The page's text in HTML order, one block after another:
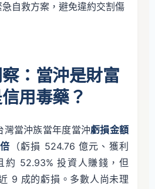
自救方案，避免違約交割傷
：當沖是財富
用毒藥？
灣當沖族當年度當沖虧損金額
（虧損 524.76 億元、獲利
約 52.93% 投資人賺錢，但
9 成的虧損。多數人尚未理